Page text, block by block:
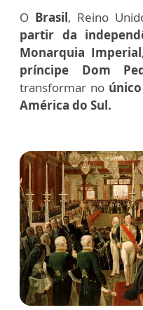
O Brasil, Reino
partir da
Monarquia Imperial
príncipe Dom
transformar no
América do Sul.